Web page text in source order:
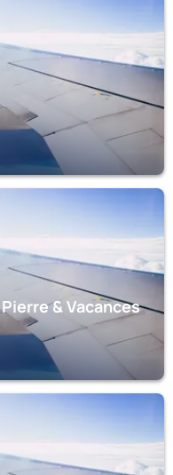
& Vacances